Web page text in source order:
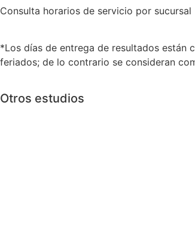
Consulta horarios de servicio por sucursal
*Los días de entrega de resultados están
feriados; de lo contrario se consideran
Otros estudios